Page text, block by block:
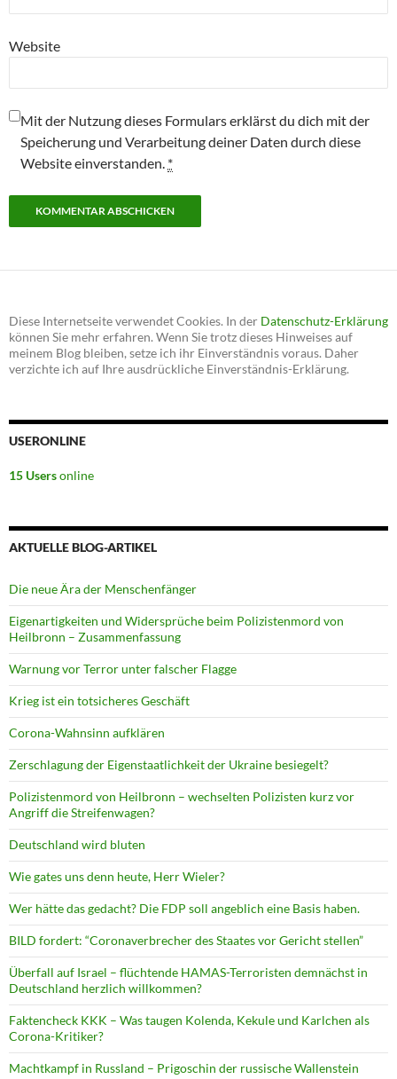
Website
Mit der Nutzung dieses Formulars erklärst du dich mit der
Speicherung und Verarbeitung deiner Daten durch diese
Website einverstanden. *
Diese Internetseite verwendet Cookies. In der Datenschutz-Erklärung
können Sie mehr erfahren. Wenn Sie trotz dieses Hinweises auf
meinem Blog bleiben, setze ich ihr Einverständnis voraus. Daher
verzichte ich auf Ihre ausdrückliche Einverständnis-Erklärung.
USERONLINE
15 Usersonline
AKTUELLE BLOG-ARTIKEL
Die neue Ära der Menschenfänger
Eigenartigkeiten und Widersprüche beim Polizistenmord von
Heilbronn – Zusammenfassung
Warnung vor Terror unter falscher Flagge
Krieg ist ein totsicheres Geschäft
Corona-Wahnsinn aufklären
Zerschlagung der Eigenstaatlichkeit der Ukraine besiegelt?
Polizistenmord von Heilbronn – wechselten Polizisten kurz vor
Angriff die Streifenwagen?
Deutschland wird bluten
Wie gates uns denn heute, Herr Wieler?
Wer hätte das gedacht? Die FDP soll angeblich eine Basis haben.
BILD fordert: “Coronaverbrecher des Staates vor Gericht stellen”
Überfall auf Israel – flüchtende HAMAS-Terroristen demnächst in
Deutschland herzlich willkommen?
Faktencheck KKK – Was taugen Kolenda, Kekule und Karlchen als
Corona-Kritiker?
Machtkampf in Russland – Prigoschin der russische Wallenstein